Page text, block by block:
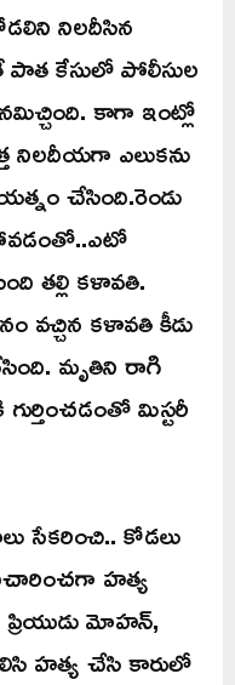
నిలదీసిన
కేసులో పోలీసుల
కాగా ఇంట్లో
నిలదీయగా ఎలుకను
చేసింది.రెండు
తల్లి కళావతి.
వచ్చిన కళావతి కీడు
మృతిని రాగి
మిస్టరీ
సేకరించి.. కోడలు
హత్య
ప్రియుడు మోహన్,
హత్య చేసి కారులో